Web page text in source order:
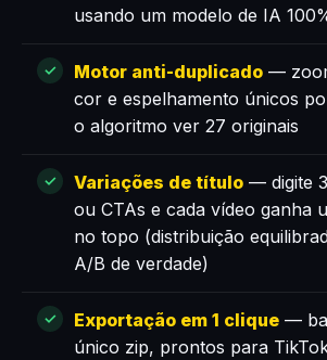
usando um modelo de IA
Motor anti-duplicado —
cor e espelhamento únicos
o algoritmo ver 27 originais
Variações de título — digite
ou CTAs e cada vídeo ganha
no topo (distribuição
A/B de verdade)
Exportação em 1 clique —
único zip, prontos para